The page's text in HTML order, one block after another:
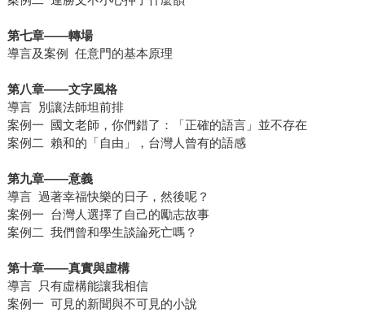
第七章——轉場
導言及案例 任意門的基本原理
第八章——文字風格
導言 別讓法師坦前排
案例一 國文老師，你們錯了：「正確的語言」並不存在
案例二 賴和的「自由」，台灣人曾有的語感
第九章——意義
導言 過著幸福快樂的日子，然後呢？
案例一 台灣人選擇了自己的勵志故事
案例二 我們曾和學生談論死亡嗎？
第十章——真實與虛構
導言 只有虛構能讓我相信
案例一 可見的新聞與不可見的小說